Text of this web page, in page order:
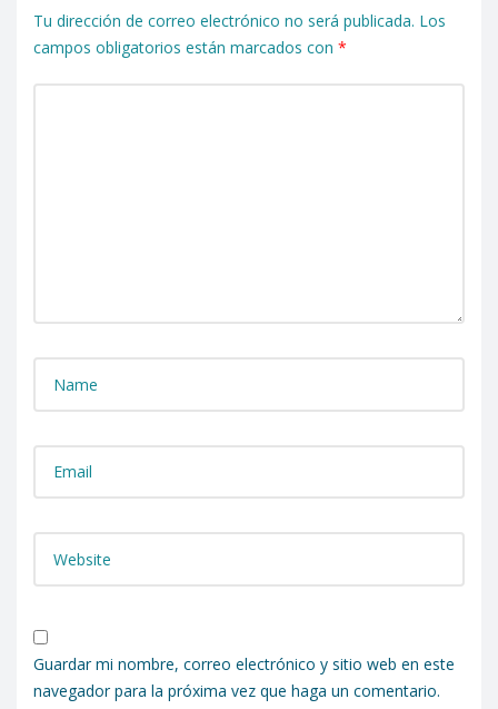
Tu dirección de correo electrónico no será publicada. Los
campos obligatorios están marcados con *
Guardar mi nombre, correo electrónico y sitio web en este
navegador para la próxima vez que haga un comentario.